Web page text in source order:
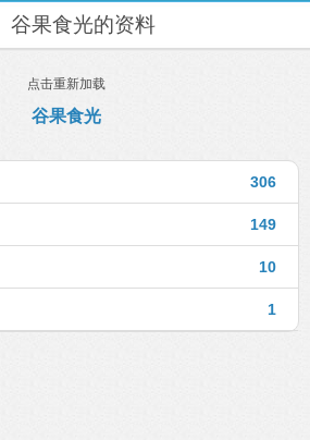
谷果食光的资料
点击重新加载
谷果食光
306
149
10
1